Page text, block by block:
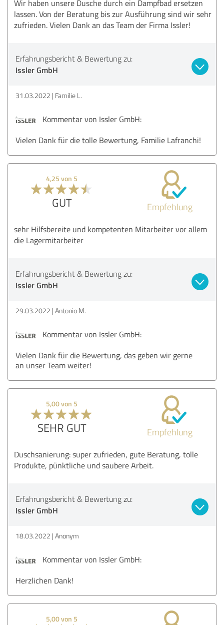
Wir haben unsere Dusche durch ein Dampfbad ersetzen
lassen. Von der Beratung bis zur Ausführung sind wir sehr
zufrieden. Vielen Dank an das Team der Firma Issler!
Erfahrungsbericht & Bewertung zu:
Issler GmbH
31.03.2022 Familie L.
Kommentar von Issler GmbH:
Vielen Dank für die tolle Bewertung, Familie Lafranchi!
4,25 von 5
GUT Empfehlung
sehr Hilfsbereite und kompetenten Mitarbeiter vor allem
die Lagermitarbeiter
Erfahrungsbericht & Bewertung zu:
Issler GmbH
29.03.2022 Antonio M.
Kommentar von Issler GmbH:
Vielen Dank für die Bewertung, das geben wir gerne
an unser Team weiter!
5,00 von 5
SEHR GUT Empfehlung
Duschsanierung: super zufrieden, gute Beratung, tolle
Produkte, pünktliche und saubere Arbeit.
Erfahrungsbericht & Bewertung zu:
Issler GmbH
18.03.2022 Anonym
Kommentar von Issler GmbH:
Herzlichen Dank!
5,00 von 5